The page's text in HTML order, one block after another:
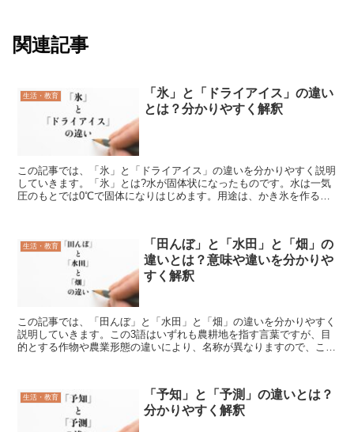
関連記事
生活・教育
「氷」と「ドライアイス」の違い
とは？分かりやすく解釈
この記事では、「氷」と「ドライアイス」の違いを分かりやすく説明
していきます。「氷」とは?水が固体状になったものです。水は一気
圧のもとでは0℃で固体になりはじめます。用途は、かき氷を作る、
生活・教育
「田んぼ」と「水田」と「畑」の
違いとは？意味や違いを分かりや
すく解釈
この記事では、「田んぼ」と「水田」と「畑」の違いを分かりやすく
説明していきます。この3語はいずれも農耕地を指す言葉ですが、目
的とする作物や農業形態の違いにより、名称が異なりますので、この
生活・教育
「予知」と「予測」の違いとは？
分かりやすく解釈